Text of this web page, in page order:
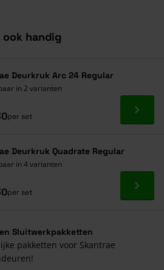
handig
Deurkruk Arc 24 Regular
in 2 varianten
per set Ga
Deurkruk Quadrate Regular
in 4 varianten
per set Ga
Sluitwerkpakketten
pakketten voor Skantrae